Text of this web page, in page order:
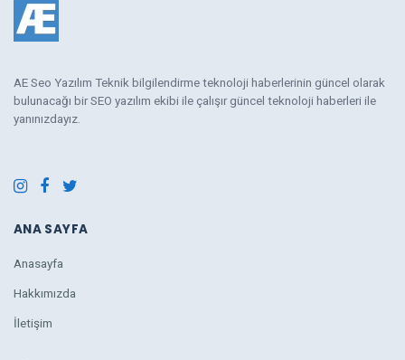
AE Seo Yazılım Teknik bilgilendirme teknoloji haberlerinin güncel olarak
bulunacağı bir SEO yazılım ekibi ile çalışır güncel teknoloji haberleri ile
yanınızdayız.
ANA SAYFA
Anasayfa
Hakkımızda
İletişim